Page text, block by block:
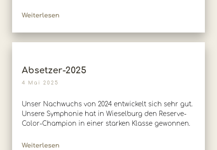
Weiterlesen
Absetzer-2025
4 Mai 2025
Unser Nachwuchs von 2024 entwickelt sich sehr gut.
Unsere Symphonie hat in Wieselburg den Reserve-
Color-Champion in einer starken Klasse gewonnen.
Weiterlesen